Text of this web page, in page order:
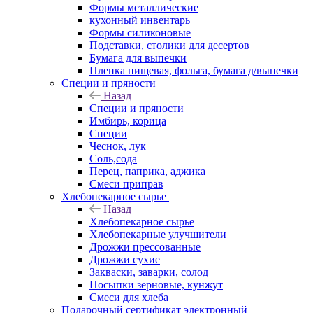
Формы металлические
кухонный инвентарь
Формы силиконовые
Подставки, столики для десертов
Бумага для выпечки
Пленка пищевая, фольга, бумага д/выпечки
Специи и пряности
Назад
Специи и пряности
Имбирь, корица
Специи
Чеснок, лук
Соль,сода
Перец, паприка, аджика
Смеси приправ
Хлебопекарное сырье
Назад
Хлебопекарное сырье
Хлебопекарные улучшители
Дрожжи прессованные
Дрожжи сухие
Закваски, заварки, солод
Посыпки зерновые, кунжут
Смеси для хлеба
Подарочный сертификат электронный